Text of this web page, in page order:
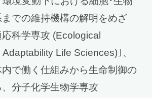
での維持機構の解明をめざ
科学専攻 (Ecological
Life Sciences)｣、
内で働く仕組みから生命制御の
分子化学生物学専攻